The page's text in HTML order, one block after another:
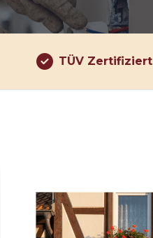
TÜV Zertifiziert